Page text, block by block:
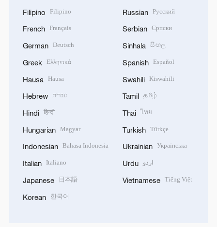
Filipino Filipino
French Français
German Deutsch
Greek Ελληνικά
Hausa Hausa
Hebrew עברית
Hindi हिन्दी
Hungarian Magyar
Indonesian Bahasa Indonesia
Italian Italiano
Japanese 日本語
Korean 한국어
Russian Русский
Serbian Српски
Sinhala සිංහල
Spanish Español
Swahili Kiswahili
Tamil தமிழ்
Thai ไทย
Turkish Türkçe
Ukrainian Українська
Urdu اردو
Vietnamese Tiếng Việt